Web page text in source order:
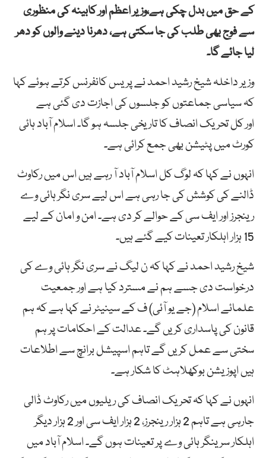
کے حق میں بدل چکی ہے،وزیر اعظم اور کابینہ کی منظوری
سے فوج بھی طلب کی جا سکتی ہے، دھرنا دینے والوں کو دھر
لیا جائے گا۔
وزیر داخلہ شیخ رشید احمد نے پریس کانفرنس کرتے ہوئے کہا
کہ سیاسی جماعتوں کو جلسوں کی اجازت دی گئی ہے
اور کل تحریک انصاف کا تاریخی جلسہ ہو گا۔ اسلام آباد ہائی
کورٹ میں پٹیشن بھی جمع کرائی ہے۔
انہوں نے کہا کہ لوگ کل اسلام آباد آ رہے ہیں اس میں رکاوٹ
ڈالنے کی کوشش کی جا رہی ہے اس لیے سری نگر ہائی وے
رینجرز اور ایف سی کے حوالے کر دی ہے۔ امن و امان کے لیے
15 ہزار اہلکار تعینات کیے گئے ہیں۔
شیخ رشید احمد نے کہا کہ ن لیگ نے سری نگر ہائی وے کی
درخواست دی جسے ہم نے مسترد کیا ہے اور جمعیت
علمائے اسلام (جے یو آئی) ف کے سینیٹر نے کہا ہے کہ ہم
قانون کی پاسداری کریں گے۔ عدالت کے احکامات پر ہم
سختی سے عمل کریں گے تاہم اسپیشل برانچ سے اطلاعات
ہیں اپوزیشن بوکھلاہٹ کا شکار ہے۔
انہوں نے کہا کہ تحریک انصاف کی ریلیوں میں رکاوٹ ڈالی
جارہی ہے تاہم 2 ہزار رینجرز، 2 ہزار ایف سی اور 2 ہزار دیگر
اہلکار سرینگر ہائی وے پر تعینات ہوں گے۔ اسلام آباد میں